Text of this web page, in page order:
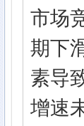
市场
期下
素导
增速